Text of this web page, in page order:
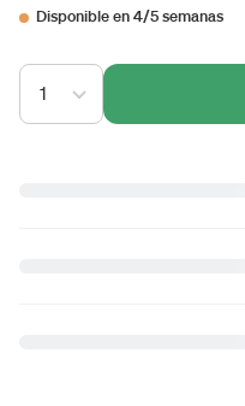
Disponible en 4/5 semanas
1